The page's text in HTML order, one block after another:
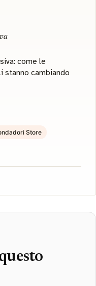
come le
cambiando
Store